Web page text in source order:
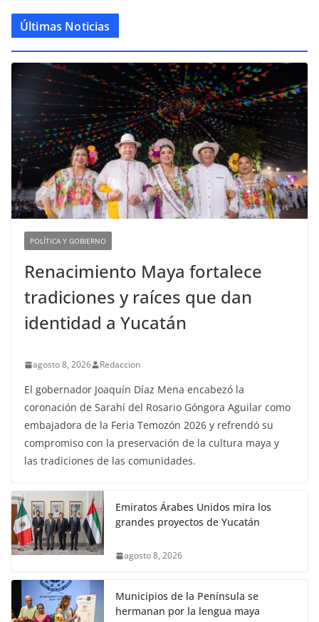
Últimas Noticias
POLÍTICA Y GOBIERNO
Renacimiento Maya fortalece
tradiciones y raíces que dan
identidad a Yucatán
agosto 8, 2026 Redaccion
El gobernador Joaquín Díaz Mena encabezó la
coronación de Sarahí del Rosario Góngora Aguilar como
embajadora de la Feria Temozón 2026 y refrendó su
compromiso con la preservación de la cultura maya y
las tradiciones de las comunidades.
Emiratos Árabes Unidos mira los
grandes proyectos de Yucatán
agosto 8, 2026
Municipios de la Península se
hermanan por la lengua maya